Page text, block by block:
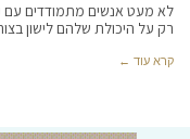
לא מעט אנשים מתמודדים עם
רק על היכולת שלהם לישון
קרא עוד ←